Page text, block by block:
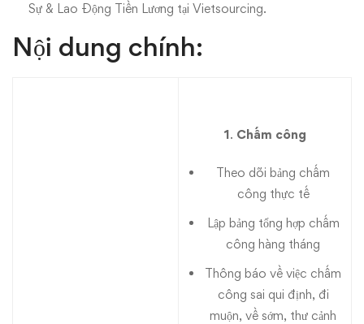
Sự & Lao Động Tiền Lương tại Vietsourcing.
Nội dung chính:
1. Chấm công
Theo dõi bảng chấm
công thực tế
Lập bảng tổng hợp chấm
công hàng tháng
Thông báo về việc chấm
công sai qui định, đi
muộn, về sớm, thư cảnh